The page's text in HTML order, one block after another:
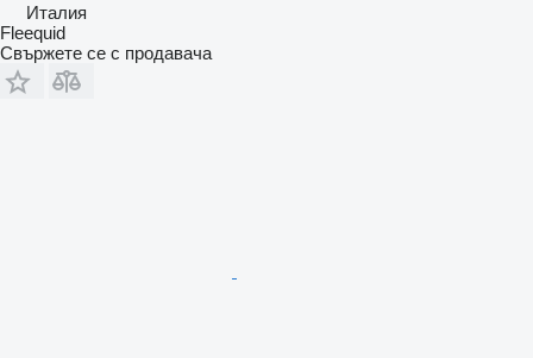
Италия
Fleequid
Свържете се с продавача